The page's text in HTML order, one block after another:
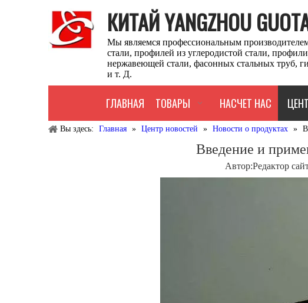
КИТАЙ YANGZHOU
Мы являемся профессиональным
стали, профилей из углеродистой стали,
нержавеющей стали, фасонных стальных труб,
и т. Д.
ГЛАВНАЯ ТОВАРЫ НАСЧЕТ НАС
Вы здесь: Главная » Центр новостей » Новости о продуктах »
Введение и
Автор:Pедактор